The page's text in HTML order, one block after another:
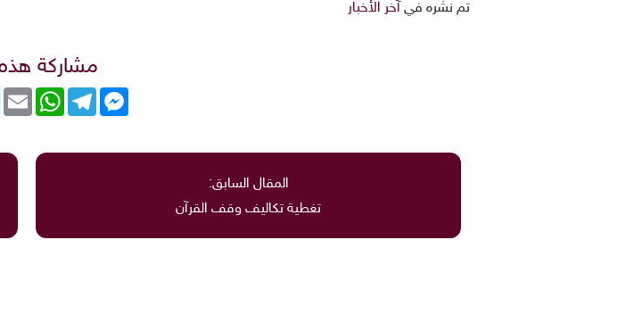
تم نشره في آخر الأخبار
مشاركة هذه
Telegram
Messenger
المقال السابق:
تغطية تكاليف وقف القرآن